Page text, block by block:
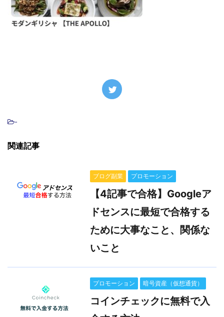
-
関連記事
ブログ副業 プロモーション
【4記事で合格】Googleア
ドセンスに最短で合格する
ために大事なこと、関係な
いこと
プロモーション 暗号資産（仮想通貨）
コインチェックに無料で入